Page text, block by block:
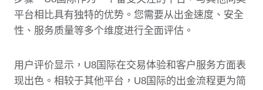
平台相比具有独特的优势。您需要从出金速度、安全
性、服务质量等多个维度进行全面评估。
用户评价显示，U8国际在交易体验和客户服务方面表
现出色。相较于其他平台，U8国际的出金流程更为简